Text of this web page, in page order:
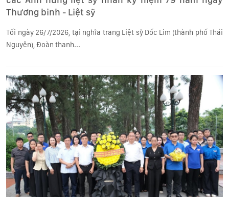
Thương binh - Liệt sỹ
Tối ngày 26/7/2026, tại nghĩa trang Liệt sỹ Dốc Lim (thành phố Thái
Nguyên), Đoàn thanh...